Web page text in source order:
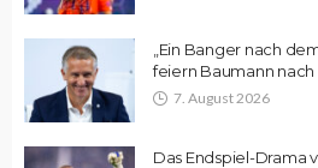
„Ein Banger nach
feiern Baumann
7. August 2026
Das Endspiel-Drama